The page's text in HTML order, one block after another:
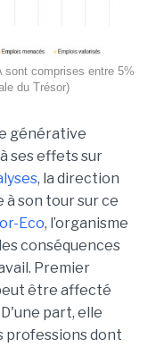
sont comprises entre 5%
du Trésor)
générative
ses effets sur
, la direction
à son tour sur ce
Eco, l’organisme
conséquences
Premier
être affecté
part, elle
professions dont